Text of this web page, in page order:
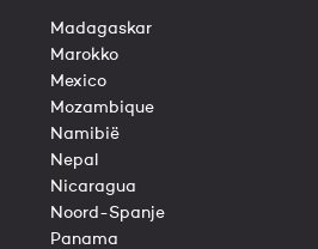
Madagaskar
Marokko
Mexico
Mozambique
Namibië
Nepal
Nicaragua
Noord-Spanje
Panama